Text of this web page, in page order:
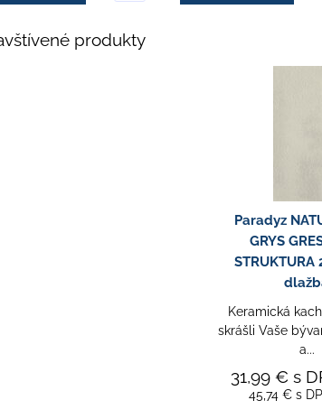
produkty
Paradyz
GRYS
STRUKTURA
Keramická
skrášli Vaše
a...
31,99 € s
45,74 € s